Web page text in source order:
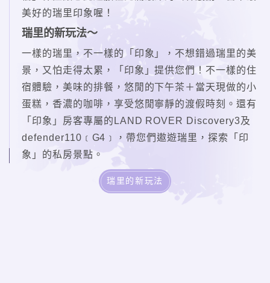
美好的瑞里印象喔！
瑞里的新玩法～
一樣的瑞里，不一樣的「印象」，不想錯過瑞里的美
景，又怕走得太累，「印象」提供您們！不一樣的住
宿體驗，美味的排餐，悠閒的下午茶＋當天現做的小
蛋糕，香濃的咖啡，享受悠閒寧靜的渡假時刻。還有
「印象」房客專屬的LAND ROVER Discovery3及
defender110﹝G4﹞，帶您們遨遊瑞里，探索「印
象」的私房景點。
瑞里的新玩法